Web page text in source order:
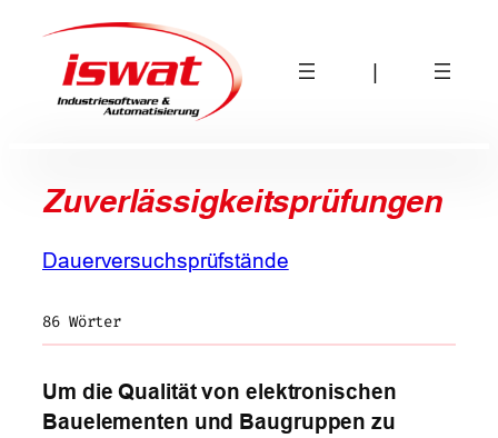
Zum
springen
|
Zuverlässigkeitsprüfungen
Dauerversuchsprüfstände
86 Wörter
Um die Qualität von elektronischen
Bauelementen und Baugruppen zu